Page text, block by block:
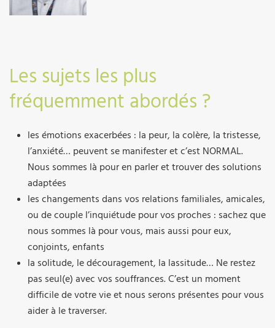
Les sujets les plus
fréquemment abordés ?
les émotions exacerbées : la peur, la colère, la tristesse,
l’anxiété… peuvent se manifester et c’est NORMAL.
Nous sommes là pour en parler et trouver des solutions
adaptées
les changements dans vos relations familiales, amicales,
ou de couple l’inquiétude pour vos proches : sachez que
nous sommes là pour vous, mais aussi pour eux,
conjoints, enfants
la solitude, le découragement, la lassitude… Ne restez
pas seul(e) avec vos souffrances. C’est un moment
difficile de votre vie et nous serons présentes pour vous
aider à le traverser.